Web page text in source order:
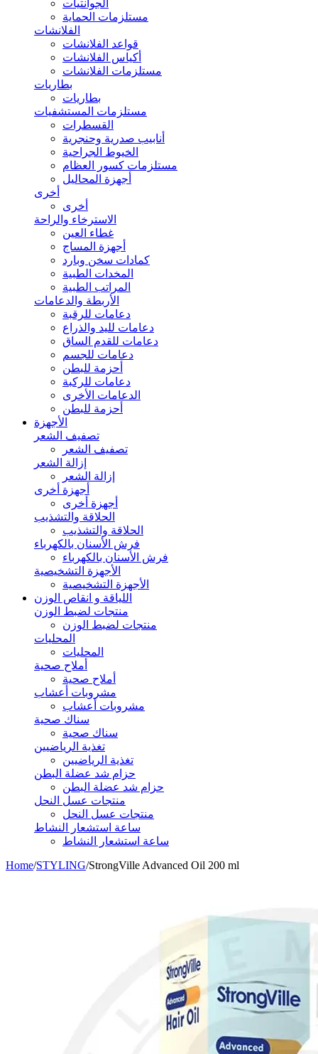
الجوانتيات
مستلزمات الحماية
الفلانشات
قواعد الفلانشات
أكياس الفلانشات
مستلزمات الفلانشات
بطاريات
بطاريات
مستلزمات المستشفيات
القسطرات
أنابيب صدرية وحنجرية
الخيوط الجراحية
مستلزمات كسور العظام
أجهزة المحاليل
أخرى
أخرى
الاسترخاء والراحة
غطاء العين
أجهزة المساج
كمادات سخن وبارد
المخدات الطبية
المراتب الطبية
الأربطة والدعامات
دعامات للرقبة
دعامات لليد والذراع
دعامات للقدم الساق
دعامات للجسم
أحزمة للبطن
دعامات للركبة
الدعامات الأخرى
أحزمة للبطن
الأجهزة
تصفيف الشعر
تصفيف الشعر
إزالة الشعر
إزالة الشعر
أجهزة أخرى
أجهزة أخرى
الحلاقة والتشذيب
الحلاقة والتشذيب
فرش الأسنان بالكهرباء
فرش الأسنان بالكهرباء
الأجهزة التشخيصية
الأجهزة التشخيصية
اللياقة و انقاص الوزن
منتجات لضبط الوزن
منتجات لضبط الوزن
المحليات
المحليات
أملاح صحية
أملاح صحية
مشروبات أعشاب
مشروبات أعشاب
سناك صحية
سناك صحية
تغذية الرياضيين
تغذية الرياضيين
حزام شد عضلة البطن
حزام شد عضلة البطن
منتجات عسل النحل
منتجات عسل النحل
ساعة استشعار النشاط
ساعة استشعار النشاط
Home/STYLING/StrongVille Advanced Oil 200 ml